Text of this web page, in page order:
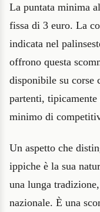
La puntata minima
fissa di 3 euro. La
indicata nel
offrono questa
disponibile su corse
partenti,
minimo di
Un aspetto che
ippiche è la sua
una lunga
nazionale. È una